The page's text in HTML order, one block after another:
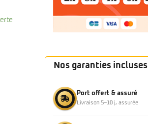
Nos garanties incluses
Port offert & assuré
Livraison 5–10 j, assurée